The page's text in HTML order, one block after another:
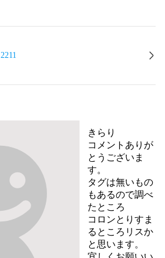
2211
きらり
コメントありが
とうございま
す。
タグは無いもの
もあるので調べ
たところ
コロンとりすま
るところリスか
と思います。